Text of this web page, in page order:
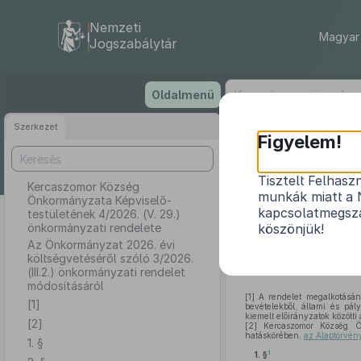
tartalomra
Nemzeti
Jogszabálytár
Oldalmenü
Szerkezet
Kercaszomor Község
Önkormányzata Képviselő-
testületének 4/2026. (V. 29.)
önkormányzati rendelete
Az Önkormányzat 2026. évi
költségvetéséről szóló 3/2026.
(III.2.) önkormányzati rendelet
módosításáról
[1]
[2]
1. §
Az
[1] A rendelet
bevételekből, állami és
kiemelt előirányzatok közötti
[2] Kercaszomor Község
hatáskörében, az
1. § 1
Figyelem!
Tisztelt
munkák miatt a
köszönjük!